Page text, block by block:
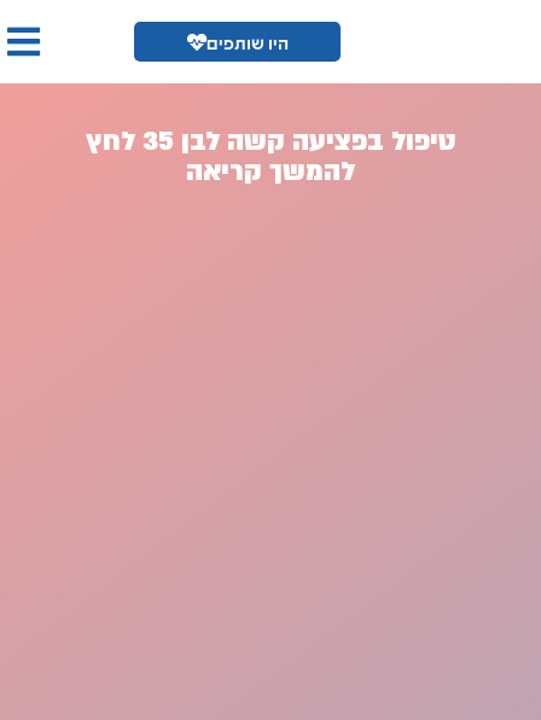
היו שותפים
טיפול בפציעה קשה לבן 35 לחץ
להמשך קריאה